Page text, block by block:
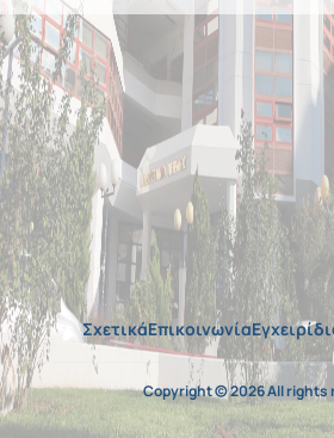
ΣχετικάΕπικοινωνία
Copyright © 2026 All rights